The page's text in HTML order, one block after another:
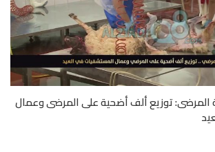
المرضى: توزيع ألف أضحية على المرضى وعمال